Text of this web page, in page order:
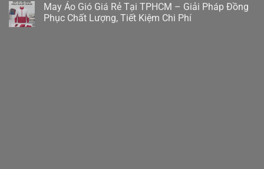
May Áo Gió Giá Rẻ Tại TPHCM – Giải Pháp Đồng
Phục Chất Lượng, Tiết Kiệm Chi Phí